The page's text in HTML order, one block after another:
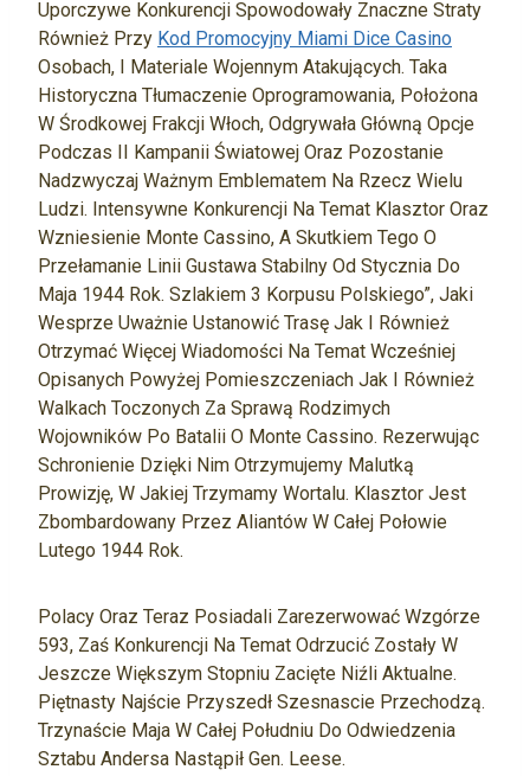
Uporczywe Konkurencji Spowodowały Znaczne Straty
Również Przy Kod Promocyjny Miami Dice Casino
Osobach, I Materiale Wojennym Atakujących. Taka
Historyczna Tłumaczenie Oprogramowania, Położona
W Środkowej Frakcji Włoch, Odgrywała Główną Opcje
Podczas II Kampanii Światowej Oraz Pozostanie
Nadzwyczaj Ważnym Emblematem Na Rzecz Wielu
Ludzi. Intensywne Konkurencji Na Temat Klasztor Oraz
Wzniesienie Monte Cassino, A Skutkiem Tego O
Przełamanie Linii Gustawa Stabilny Od Stycznia Do
Maja 1944 Rok. Szlakiem 3 Korpusu Polskiego”, Jaki
Wesprze Uważnie Ustanowić Trasę Jak I Również
Otrzymać Więcej Wiadomości Na Temat Wcześniej
Opisanych Powyżej Pomieszczeniach Jak I Również
Walkach Toczonych Za Sprawą Rodzimych
Wojowników Po Batalii O Monte Cassino. Rezerwując
Schronienie Dzięki Nim Otrzymujemy Malutką
Prowizję, W Jakiej Trzymamy Wortalu. Klasztor Jest
Zbombardowany Przez Aliantów W Całej Połowie
Lutego 1944 Rok.
Polacy Oraz Teraz Posiadali Zarezerwować Wzgórze
593, Zaś Konkurencji Na Temat Odrzucić Zostały W
Jeszcze Większym Stopniu Zacięte Niźli Aktualne.
Piętnasty Najście Przyszedł Szesnascie Przechodzą.
Trzynaście Maja W Całej Południu Do Odwiedzenia
Sztabu Andersa Nastąpił Gen. Leese.